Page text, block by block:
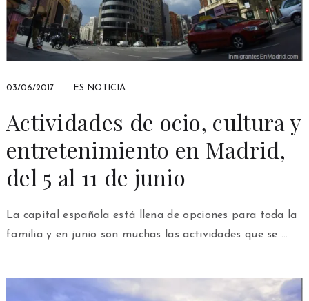
03/06/2017 ES NOTICIA
Actividades de ocio, cultura y
entretenimiento en Madrid,
del 5 al 11 de junio
La capital española está llena de opciones para toda la
familia y en junio son muchas las actividades que se …